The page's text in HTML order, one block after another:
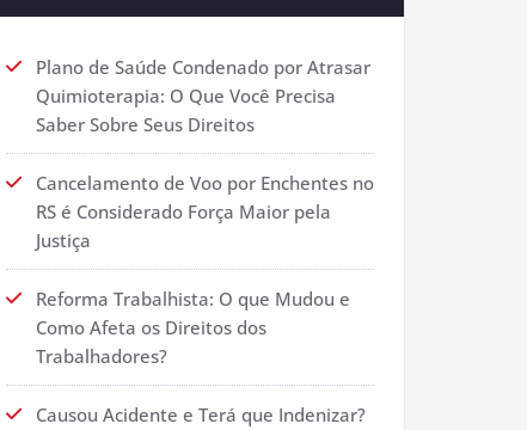
Plano de Saúde Condenado por Atrasar
Quimioterapia: O Que Você Precisa
Saber Sobre Seus Direitos
Cancelamento de Voo por Enchentes no
RS é Considerado Força Maior pela
Justiça
Reforma Trabalhista: O que Mudou e
Como Afeta os Direitos dos
Trabalhadores?
Causou Acidente e Terá que Indenizar?